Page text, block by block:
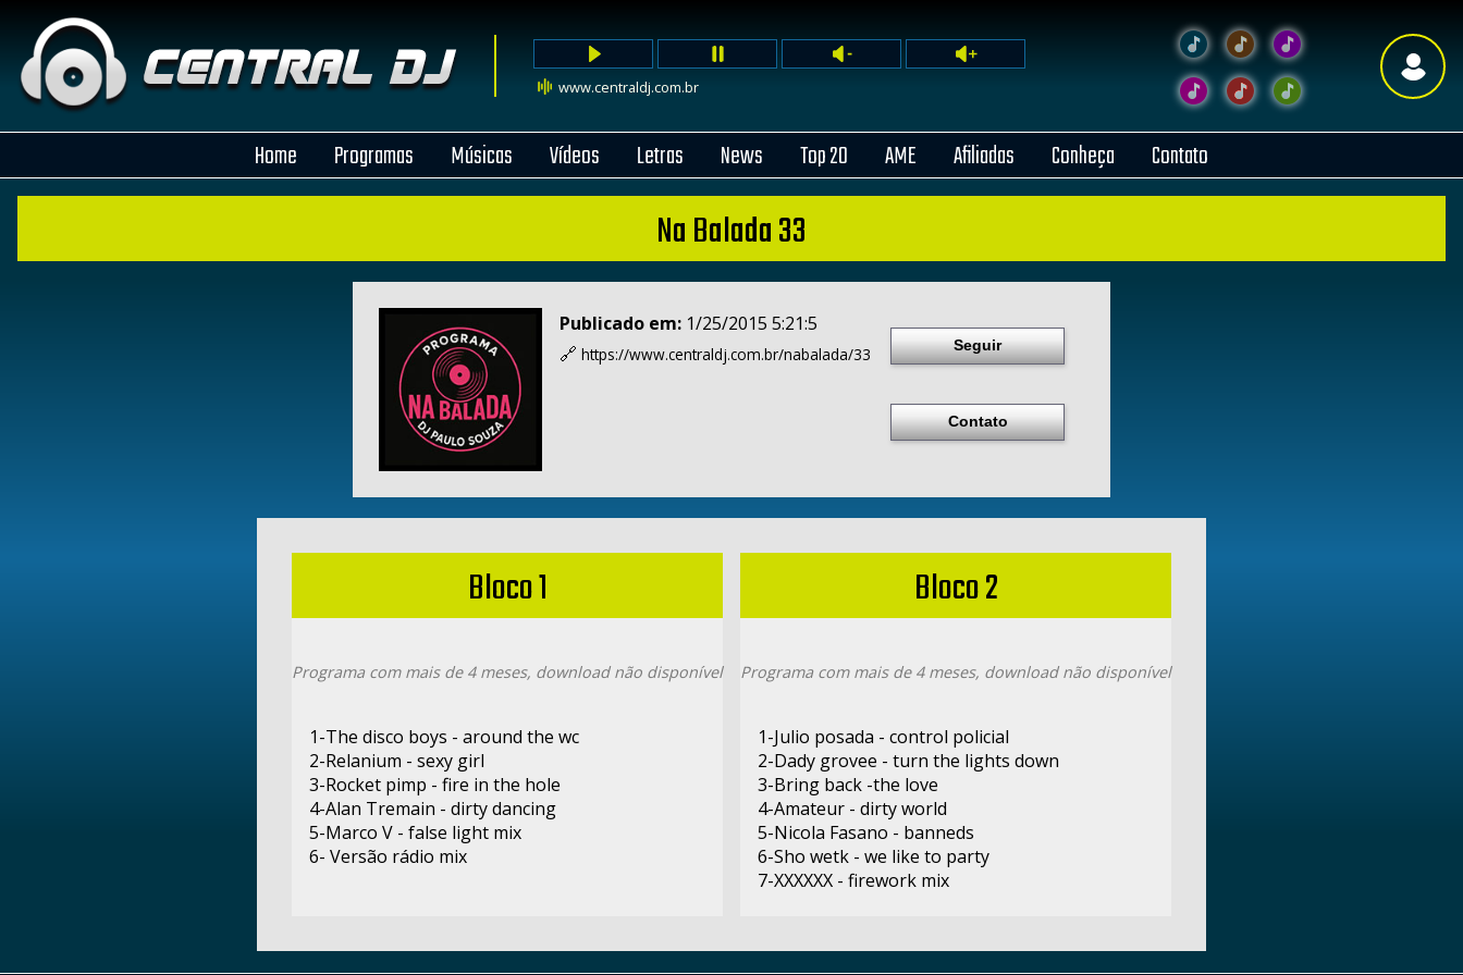
www.centraldj.com.br
Home Programas Músicas Vídeos Letras News Top 20 AME Afiliadas Conheça Contato
Na Balada 33
Publicado em: 1/25/2015 5:21:5
🔗 https://www.centraldj.com.br/nabalada/33 Seguir
Contato
Bloco 1
Programa com mais de 4 meses, download não disponível
1-The disco boys - around the wc
2-Relanium - sexy girl
3-Rocket pimp - fire in the hole
4-Alan Tremain - dirty dancing
5-Marco V - false light mix
6- Versão rádio mix
Bloco 2
Programa com mais de 4 meses, download não disponível
1-Julio posada - control policial
2-Dady grovee - turn the lights down
3-Bring back -the love
4-Amateur - dirty world
5-Nicola Fasano - banneds
6-Sho wetk - we like to party
7-XXXXXX - firework mix